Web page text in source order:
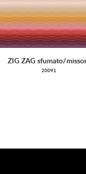
ZIG ZAG sfumato/
20091